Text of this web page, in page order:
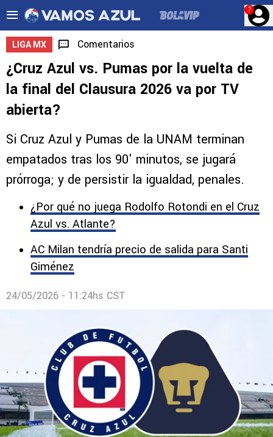
?
LIGA MX Comentarios
¿Cruz Azul vs. Pumas por la vuelta de
la final del Clausura 2026 va por TV
abierta?
Si Cruz Azul y Pumas de la UNAM terminan
empatados tras los 90' minutos, se jugará
prórroga; y de persistir la igualdad, penales.
¿Por qué no juega Rodolfo Rotondi en el Cruz
Azul vs. Atlante?
AC Milan tendría precio de salida para Santi
Giménez
24/05/2026 - 11:24hs CST